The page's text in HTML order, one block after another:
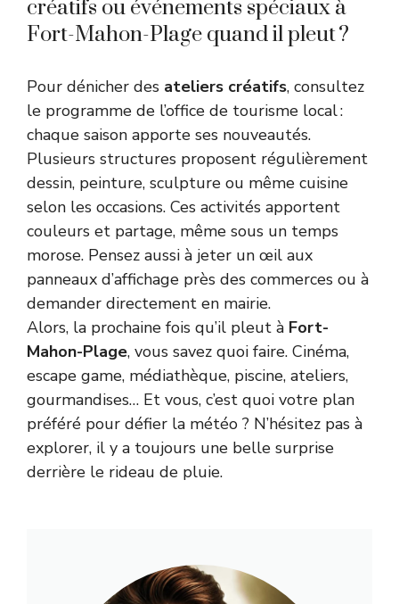
créatifs ou événements spéciaux à
Fort-Mahon-Plage quand il pleut ?
Pour dénicher des ateliers créatifs, consultez
le programme de l’office de tourisme local :
chaque saison apporte ses nouveautés.
Plusieurs structures proposent régulièrement
dessin, peinture, sculpture ou même cuisine
selon les occasions. Ces activités apportent
couleurs et partage, même sous un temps
morose. Pensez aussi à jeter un œil aux
panneaux d’affichage près des commerces ou à
demander directement en mairie.
Alors, la prochaine fois qu’il pleut à Fort-
Mahon-Plage, vous savez quoi faire. Cinéma,
escape game, médiathèque, piscine, ateliers,
gourmandises… Et vous, c’est quoi votre plan
préféré pour défier la météo ? N’hésitez pas à
explorer, il y a toujours une belle surprise
derrière le rideau de pluie.